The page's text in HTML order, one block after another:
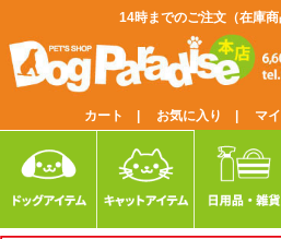
14時までのご注文（在庫
カート | お気に入り | マイ